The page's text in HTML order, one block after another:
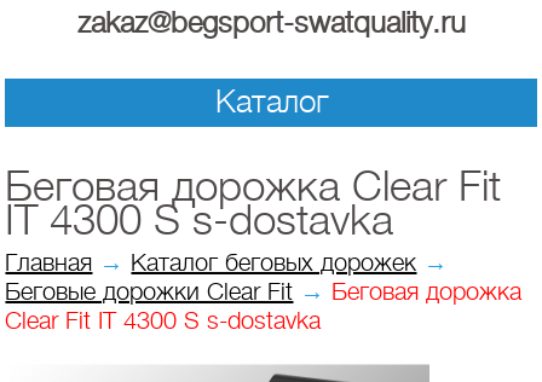
zakaz@begsport-swatquality.ru
Каталог
Беговая дорожка Clear Fit
IT 4300 S s-dostavka
Главная → Каталог беговых дорожек →
Беговые дорожки Clear Fit → Беговая дорожка
Clear Fit IT 4300 S s-dostavka